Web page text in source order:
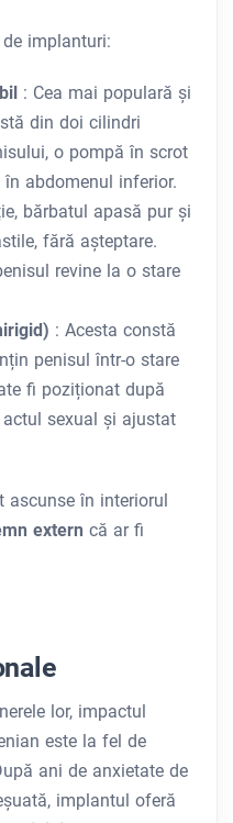
implanturi:
: Cea mai populară și
din doi cilindri
o pompă în scrot
abdomenul inferior.
bărbatul apasă pur și
fără așteptare.
revine la o stare
: Acesta constă
penisul într-o stare
fi poziționat după
sexual și ajustat
în interiorul
extern că ar fi
lor, impactul
este la fel de
ani de anxietate de
implantul oferă